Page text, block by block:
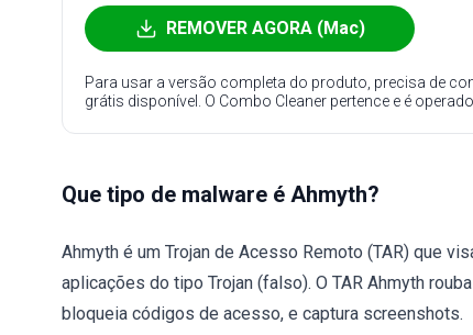
REMOVER AGORA (Mac)
Para usar a versão completa do produto, precisa de
grátis disponível. O Combo Cleaner pertence e é
Que tipo de malware é Ahmyth?
Ahmyth é um Trojan de Acesso Remoto (TAR) que
aplicações do tipo Trojan (falso). O TAR Ahmyth
bloqueia códigos de acesso, e captura screenshots.